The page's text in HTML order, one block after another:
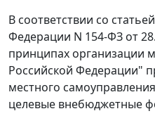
В соответствии со
Федерации N 154-ФЗ от
принципах организации
Российской Федерации"
местного
целевые внебюджетные